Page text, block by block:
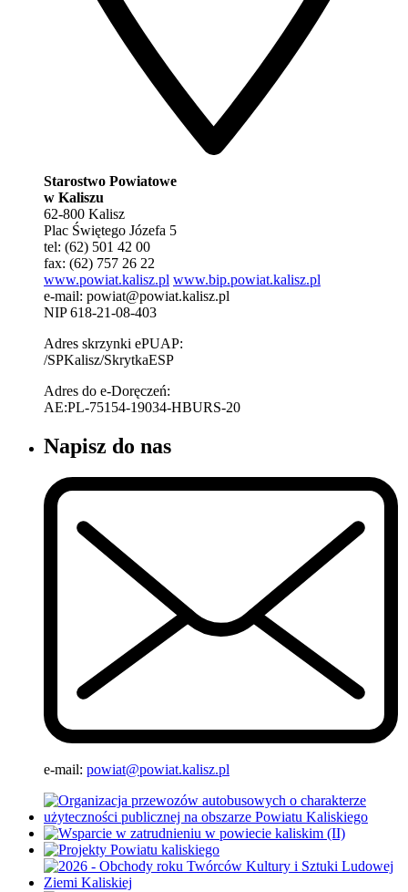
Starostwo Powiatowe
w Kaliszu
62-800 Kalisz
Plac Świętego Józefa 5
tel: (62) 501 42 00
fax: (62) 757 26 22
www.powiat.kalisz.pl www.bip.powiat.kalisz.pl
e-mail: powiat@powiat.kalisz.pl
NIP 618-21-08-403
Adres skrzynki ePUAP:
/SPKalisz/SkrytkaESP
Adres do e-Doręczeń:
AE:PL-75154-19034-HBURS-20
Napisz do nas
e-mail: powiat@powiat.kalisz.pl